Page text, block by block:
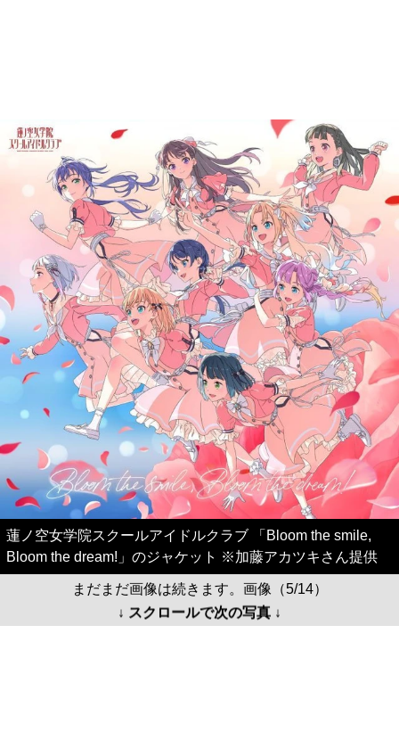
蓮ノ空女学院スクールアイドルクラブ 「Bloom the smile,
Bloom the dream!」のジャケット ※加藤アカツキさん提供
まだまだ画像は続きます。画像（5/14）
↓ スクロールで次の写真 ↓